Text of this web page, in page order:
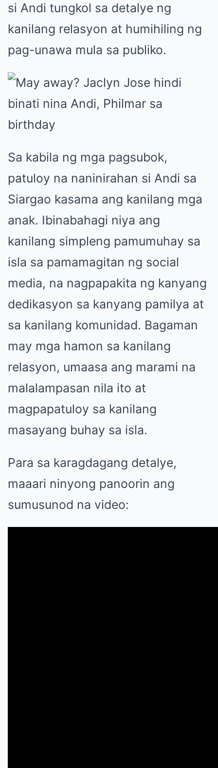
si Andi tungkol sa detalye ng
kanilang relasyon at humihiling ng
pag-unawa mula sa publiko.
Sa kabila ng mga pagsubok,
patuloy na naninirahan si Andi sa
Siargao kasama ang kanilang mga
anak. Ibinabahagi niya ang
kanilang simpleng pamumuhay sa
isla sa pamamagitan ng social
media, na nagpapakita ng kanyang
dedikasyon sa kanyang pamilya at
sa kanilang komunidad. Bagaman
may mga hamon sa kanilang
relasyon, umaasa ang marami na
malalampasan nila ito at
magpapatuloy sa kanilang
masayang buhay sa isla.
Para sa karagdagang detalye,
maaari ninyong panoorin ang
sumusunod na video: